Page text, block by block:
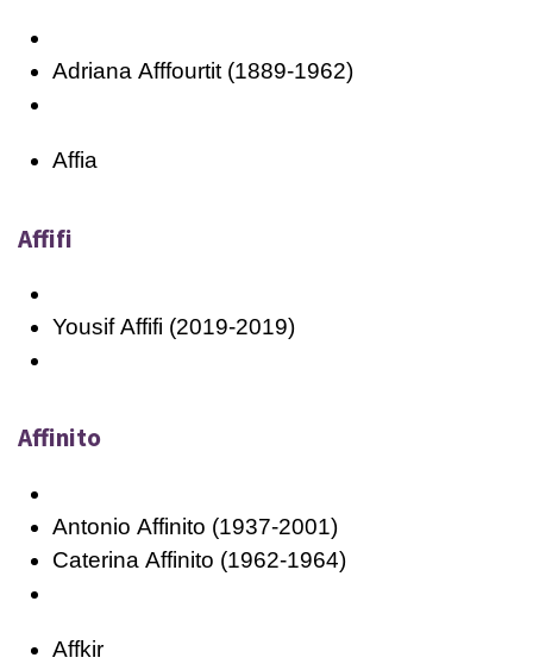
Adriana Afffourtit (1889-1962)
Affia
Affifi
YousifAffifi (2019-2019)
Affinito
Antonio Affinito (1937-2001)
Caterina Affinito (1962-1964)
Affkir